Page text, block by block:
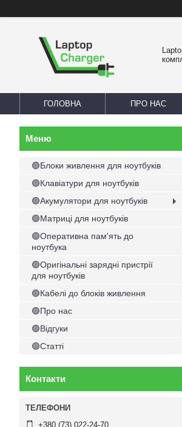
ГОЛОВНА ПРО НАС
🟢Блоки живлення для ноутбуків
🟢Клавіатури для ноутбуків
🟢Акумулятори для ноутбуків
🟢Матриці для ноутбуків
🟢Оперативна пам'ять до
ноутбука
🟢Оригінальні зарядні пристрії
для ноутбуків
🟢Кабелі до блоків живлення
🟢Про нас
🟢Відгуки
🟢Статті
Контакти
+380 (73) 022-24-70